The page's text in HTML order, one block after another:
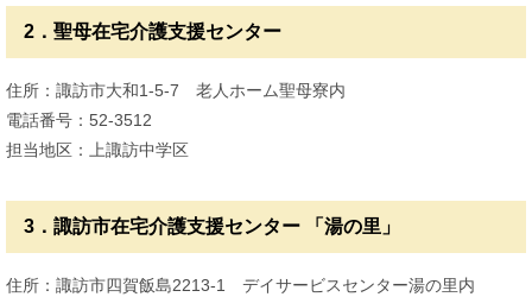
2．聖母在宅介護支援センター
住所：諏訪市大和1-5-7 老人ホーム聖母寮内
電話番号：52-3512
担当地区：上諏訪中学区
3．諏訪市在宅介護支援センター 「湯の里」
住所：諏訪市四賀飯島2213-1 デイサービスセンター湯の里内